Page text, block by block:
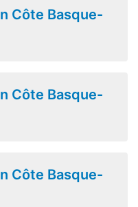
Côte Basque-
Côte Basque-
Côte Basque-